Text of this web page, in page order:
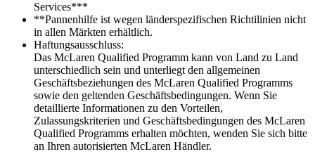
Services***
**Pannenhilfe ist wegen länderspezifischen Richtilinien nicht
in allen Märkten erhältlich.
Haftungsausschluss:
Das McLaren Qualified Programm kann von Land zu Land
unterschiedlich sein und unterliegt den allgemeinen
Geschäftsbeziehungen des McLaren Qualified Programms
sowie den geltenden Geschäftsbedingungen. Wenn Sie
detaillierte Informationen zu den Vorteilen,
Zulassungskriterien und Geschäftsbedingungen des McLaren
Qualified Programms erhalten möchten, wenden Sie sich bitte
an Ihren autorisierten McLaren Händler.